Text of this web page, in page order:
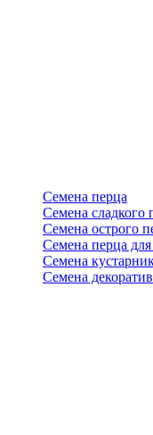
Семена перца
Семена сладкого
Семена острого
Семена перца
Семена
Семена